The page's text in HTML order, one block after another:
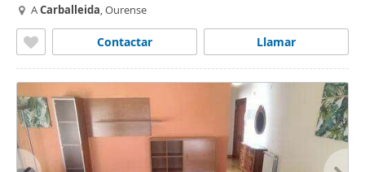
ACarballeida, Ourense
Llamar
Contactar